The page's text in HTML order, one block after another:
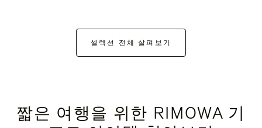
셀렉션 전체 살펴보기
짧은 여행을 위한 RIMOWA 기